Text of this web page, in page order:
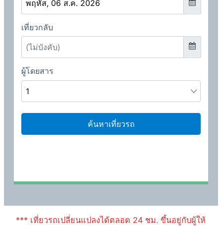
*** เที่ยวรถเปลี่ยนแปลงได้ตลอด 24 ชม. ขึ้นอยู่กับผู้ให้